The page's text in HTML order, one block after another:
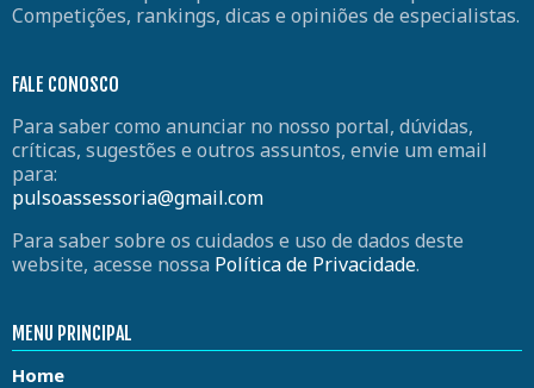
Competições, rankings, dicas e opiniões de especialistas.
FALE CONOSCO
Para saber como anunciar no nosso portal, dúvidas,
críticas, sugestões e outros assuntos, envie um email
para:
pulsoassessoria@gmail.com
Para saber sobre os cuidados e uso de dados deste
website, acesse nossa Política de Privacidade.
MENU PRINCIPAL
Home